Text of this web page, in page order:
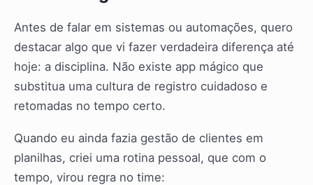
Antes de falar em sistemas ou automações, quero
destacar algo que vi fazer verdadeira diferença até
hoje: a disciplina. Não existe app mágico que
substitua uma cultura de registro cuidadoso e
retomadas no tempo certo.
Quando eu ainda fazia gestão de clientes em
planilhas, criei uma rotina pessoal, que com o
tempo, virou regra no time: